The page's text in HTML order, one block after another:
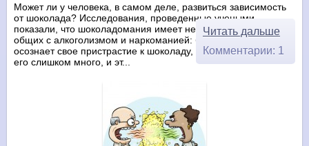
Может ли у человека, в самом деле, развиться зависимость
от шоколада? Исследования, проведенные учеными,
показали, что шоколадомания имеет несколько признаков,
общих с алкоголизмом и наркоманией: большинство тех, кто
осознает свое пристрастие к шоколаду, отметили, что едят
его слишком много, и эт...
Читать дальше
Комментарии: 1